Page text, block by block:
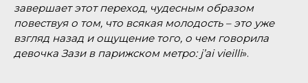
завершает этот переход, чудесным образом
повествуя о том, что всякая молодость – это уже
взгляд назад и ощущение того, о чем говорила
девочка Зази в парижском метро:j’ai vieilli».